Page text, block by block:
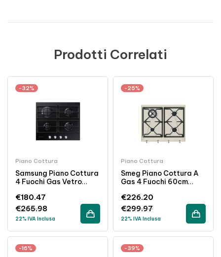
Prodotti Correlati
-32%
Piano Cottura
Samsung Piano Cottura
4 Fuochi Gas Vetro
Ghisa 60cm Nero
€265.98
€180.47
22% IVA Inclusa
-25%
Piano Cottura
Smeg Piano Cottura A
Gas 4 Fuochi 60cm
€299.97
€226.20
22% IVA Inclusa
-16% -39%